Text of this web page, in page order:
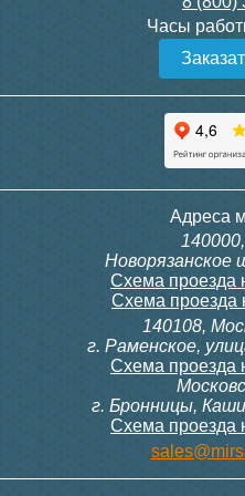
Конвектор ITT.080.200.1300
с решеткой GRILL.SGW-20-
Конвектор ITT.080.200.1000
с решеткой GRILL.SGW-20-
Подробнее
100T, 230В (накладной,
расписание, упр.с пульта)
28 000
Часы
Адреса
Новорязанское
Схема проезда
Схема проезда
140108,
г. Раменское,
Схема проезда
г. Бронницы,
Схема проезда